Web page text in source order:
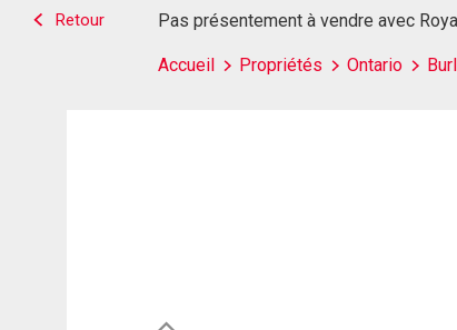
Retour Pas présentement à vendre avec
Accueil Propriétés Ontario